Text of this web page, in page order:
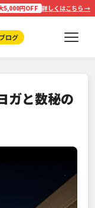
5,000円OFF 詳しくはこちら →
ブログ
ガと数秘の